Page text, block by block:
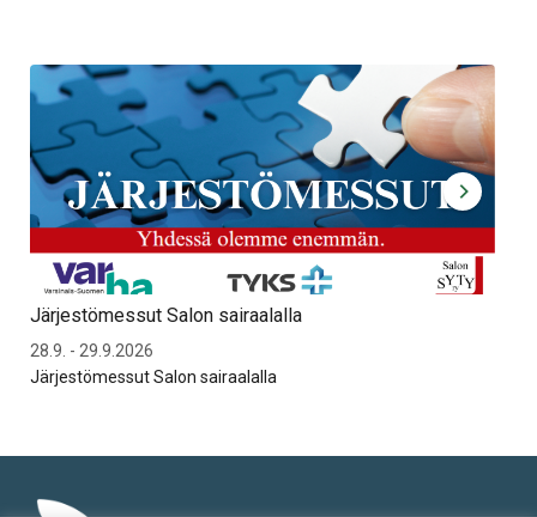
Järjestömessut Salon sairaalalla
28.9. - 29.9.2026
Järjestömessut Salon sairaalalla